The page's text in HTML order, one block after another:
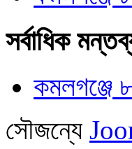
সর্বাধিক
কমলগঞ্জে
সৌজন্যে